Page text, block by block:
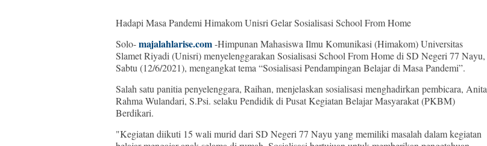
Hadapi Masa Pandemi Himakom Unisri Gelar Sosialisasi School From Home
Solo-majalahlarise.com-Himpunan Mahasiswa Ilmu Komunikasi (Himakom) Universitas
Slamet Riyadi (Unisri) menyelenggarakan Sosialisasi School From Home di SD Negeri 77 Nayu,
Sabtu (12/6/2021), mengangkat tema “Sosialisasi Pendampingan Belajar di Masa Pandemi”.
Salah satu panitia penyelenggara, Raihan, menjelaskan sosialisasi menghadirkan pembicara, Anita
Rahma Wulandari, S.Psi. selaku Pendidik di Pusat Kegiatan Belajar Masyarakat (PKBM)
Berdikari.
"Kegiatan diikuti 15 wali murid dari SD Negeri 77 Nayu yang memiliki masalah dalam kegiatan